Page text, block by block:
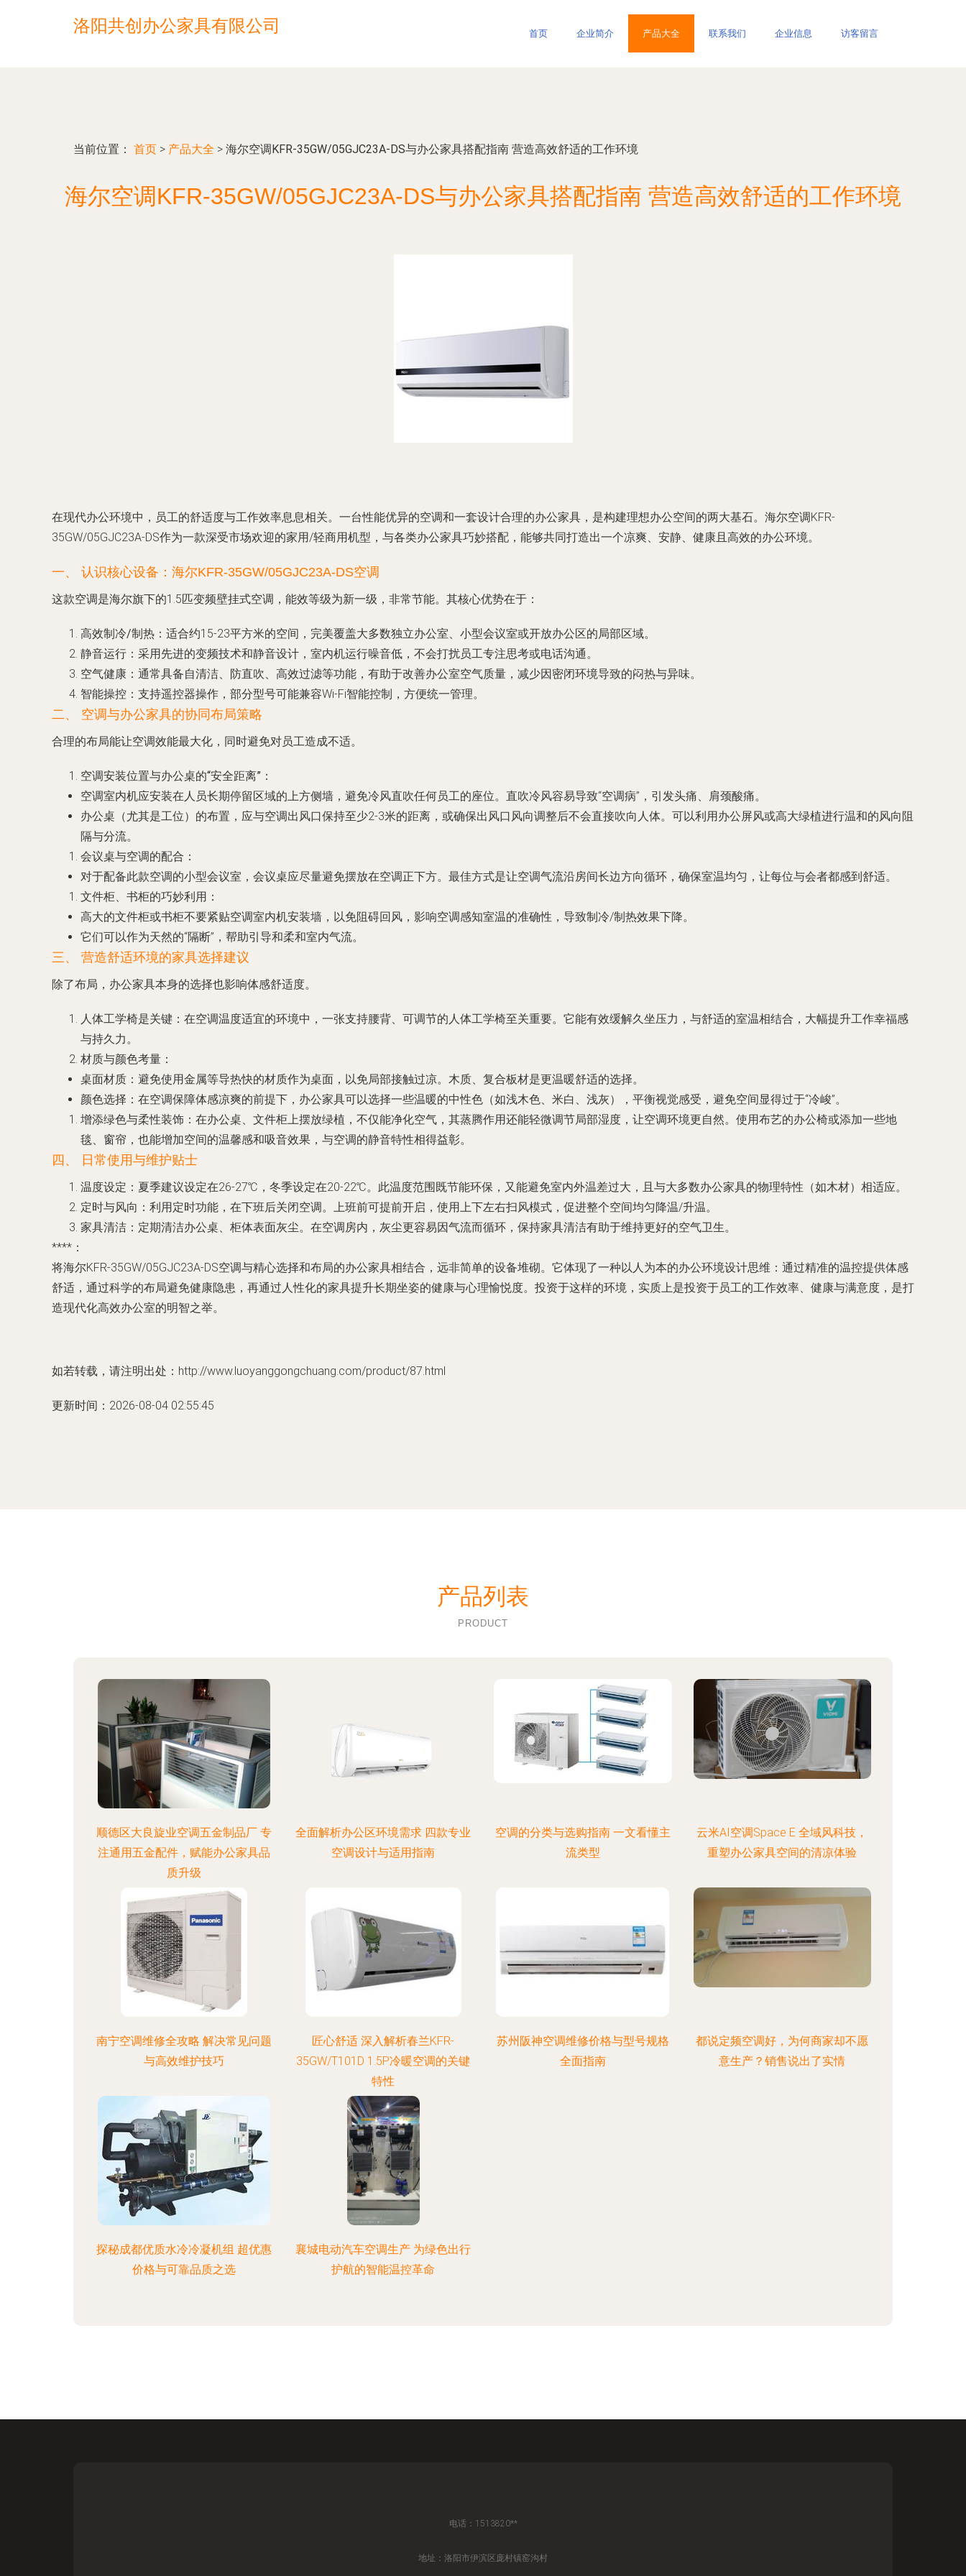
洛阳共创办公家具有限公司 首页 企业简介 产品大全 联系我们 企业信息 访客留言
当前位置： 首页 > 产品大全 > 海尔空调KFR-35GW/05GJC23A-DS与办公家具搭配指南 营造高效舒适的工作环境
海尔空调KFR-35GW/05GJC23A-DS与办公家具搭配指南 营造高效舒适的工作环境
在现代办公环境中，员工的舒适度与工作效率息息相关。一台性能优异的空调和一套设计合理的办公家具，是构建理想办公空间的两大基石。海尔空调KFR-
35GW/05GJC23A-DS作为一款深受市场欢迎的家用/轻商用机型，与各类办公家具巧妙搭配，能够共同打造出一个凉爽、安静、健康且高效的办公环境。
一、 认识核心设备：海尔KFR-35GW/05GJC23A-DS空调
这款空调是海尔旗下的1.5匹变频壁挂式空调，能效等级为新一级，非常节能。其核心优势在于：
高效制冷/制热 ：适合约15-23平方米的空间，完美覆盖大多数独立办公室、小型会议室或开放办公区的局部区域。
静音运行 ：采用先进的变频技术和静音设计，室内机运行噪音低，不会打扰员工专注思考或电话沟通。
空气健康 ：通常具备自清洁、防直吹、高效过滤等功能，有助于改善办公室空气质量，减少因密闭环境导致的闷热与异味。
智能操控 ：支持遥控器操作，部分型号可能兼容Wi-Fi智能控制，方便统一管理。
二、 空调与办公家具的协同布局策略
合理的布局能让空调效能最大化，同时避免对员工造成不适。
空调安装位置与办公桌的“安全距离” ：
空调室内机应安装在人员长期停留区域的上方侧墙， 避免冷风直吹任何员工的座位。直吹冷风容易导致“空调病”，引发头痛、肩颈酸痛。
办公桌（尤其是工位）的布置，应与空调出风口保持至少2-3米的距离，或确保出风口风向调整后不会直接吹向人体。可以利用办公屏风或高大绿植进行温和的风向阻
隔与分流。
会议桌与空调的配合 ：
对于配备此款空调的小型会议室，会议桌应尽量避免摆放在空调正下方。最佳方式是让空调气流沿房间长边方向循环，确保室温均匀，让每位与会者都感到舒适。
文件柜、书柜的巧妙利用 ：
高大的文件柜或书柜不要紧贴空调室内机安装墙，以免阻碍回风，影响空调感知室温的准确性，导致制冷/制热效果下降。
它们可以作为天然的“隔断”，帮助引导和柔和室内气流。
三、 营造舒适环境的家具选择建议
除了布局，办公家具本身的选择也影响体感舒适度。
人体工学椅是关键 ：在空调温度适宜的环境中，一张支持腰背、可调节的人体工学椅至关重要。它能有效缓解久坐压力，与舒适的室温相结合，大幅提升工作幸福感
与持久力。
材质与颜色考量 ：
桌面材质 ：避免使用金属等导热快的材质作为桌面，以免局部接触过凉。木质、复合板材是更温暖舒适的选择。
颜色选择 ：在空调保障体感凉爽的前提下，办公家具可以选择一些温暖的中性色（如浅木色、米白、浅灰），平衡视觉感受，避免空间显得过于“冷峻”。
增添绿色与柔性装饰 ：在办公桌、文件柜上摆放绿植，不仅能净化空气，其蒸腾作用还能轻微调节局部湿度，让空调环境更自然。使用布艺的办公椅或添加一些地
毯、窗帘，也能增加空间的温馨感和吸音效果，与空调的静音特性相得益彰。
四、 日常使用与维护贴士
温度设定 ：夏季建议设定在26-27℃，冬季设定在20-22℃。此温度范围既节能环保，又能避免室内外温差过大，且与大多数办公家具的物理特性（如木材）相适应。
定时与风向 ：利用定时功能，在下班后关闭空调。上班前可提前开启，使用上下左右扫风模式，促进整个空间均匀降温/升温。
家具清洁 ：定期清洁办公桌、柜体表面灰尘。在空调房内，灰尘更容易因气流而循环，保持家具清洁有助于维持更好的空气卫生。
****：
将海尔KFR-35GW/05GJC23A-DS空调与精心选择和布局的办公家具相结合，远非简单的设备堆砌。它体现了一种以人为本的办公环境设计思维：通过精准的温控提供体感
舒适，通过科学的布局避免健康隐患，再通过人性化的家具提升长期坐姿的健康与心理愉悦度。投资于这样的环境，实质上是投资于员工的工作效率、健康与满意度，是打
造现代化高效办公室的明智之举。
如若转载，请注明出处：http://www.luoyanggongchuang.com/product/87.html
更新时间：2026-08-04 02:55:45
产品列表
PRODUCT
顺德区大良旋业空调五金制品厂 专
注通用五金配件，赋能办公家具品
质升级
全面解析办公区环境需求 四款专业
空调设计与适用指南
空调的分类与选购指南 一文看懂主
流类型
云米AI空调Space E 全域风科技，
重塑办公家具空间的清凉体验
南宁空调维修全攻略 解决常见问题
与高效维护技巧
匠心舒适 深入解析春兰KFR-
35GW/T101D 1.5P冷暖空调的关键
特性
苏州阪神空调维修价格与型号规格
全面指南
都说定频空调好，为何商家却不愿
意生产？销售说出了实情
探秘成都优质水冷冷凝机组 超优惠
价格与可靠品质之选
襄城电动汽车空调生产 为绿色出行
护航的智能温控革命
电话：1513820**
地址：洛阳市伊滨区庞村镇窑沟村